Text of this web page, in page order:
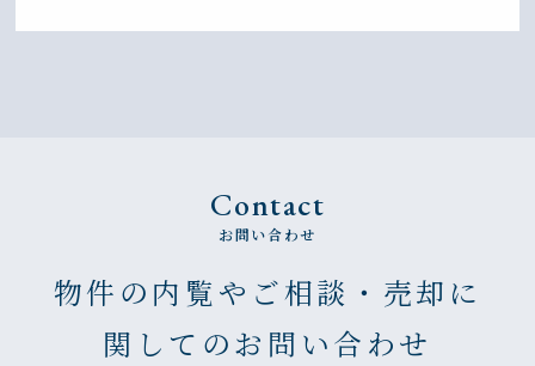
Contact
お問い合わせ
物件の内覧やご相談・売却に
関してのお問い合わせ